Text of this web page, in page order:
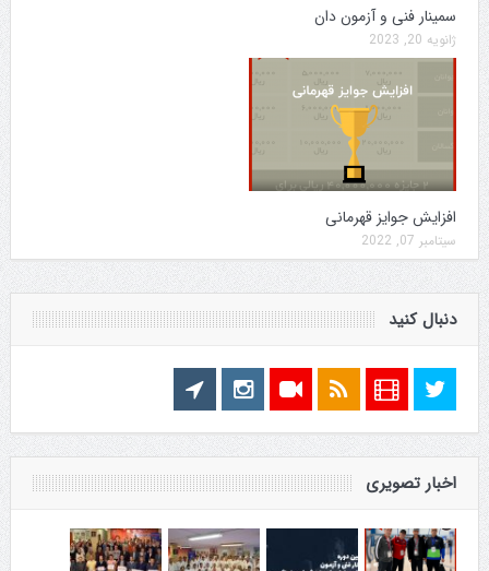
سمینار فنی و آزمون دان
ژانویه 20, 2023
افزایش جوایز قهرمانی
سپتامبر 07, 2022
دنبال کنید
اخبار تصویری